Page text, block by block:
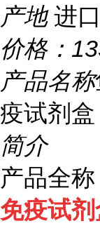
产地 进
价格：
产品名称
疫试剂盒
简介
产品全称
免疫试